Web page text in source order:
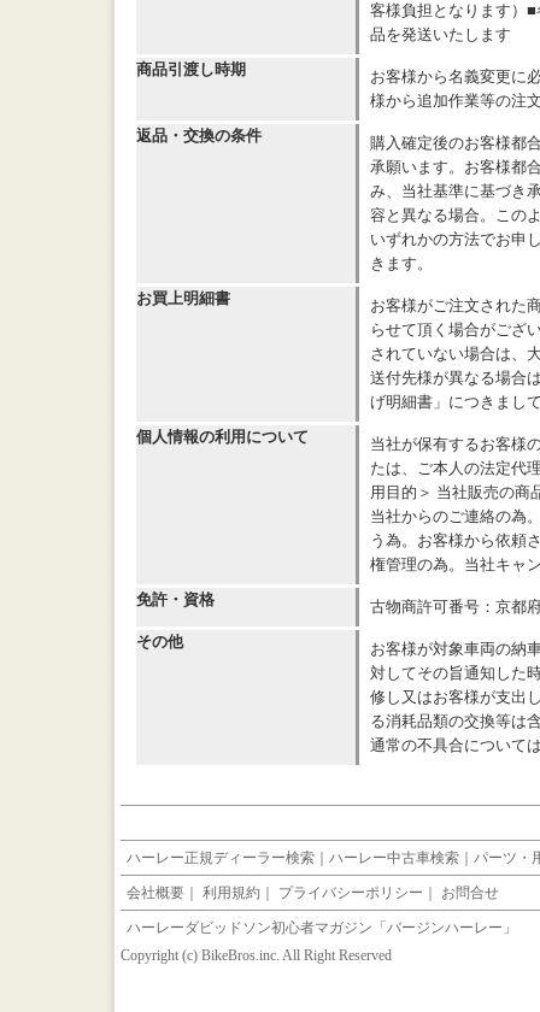
客様負担となります）
品を発送いたします
商品引渡し時期
お客様から名義変更に
様から追加作業等の注
返品・交換の条件
購入確定後のお客様都
承願います。お客様都
み、当社基準に基づき
容と異なる場合。この
いずれかの方法でお申
きます。
お買上明細書
お客様がご注文された
らせて頂く場合がござ
されていない場合は、
送付先様が異なる場合
げ明細書」につきまし
個人情報の利用について
当社が保有するお客様
たは、ご本人の法定代
用目的＞ 当社販売の商
当社からのご連絡の為
う為。お客様から依頼
権管理の為。当社キャ
免許・資格
古物商許可番号：京都
その他
お客様が対象車両の納
対してその旨通知した
修し又はお客様が支出
る消耗品類の交換等は
通常の不具合について
ハーレー正規ディーラー検索 ハーレー中古車検索 パーツ・
会社概要 利用規約 プライバシーポリシー お問合せ
ハーレーダビッドソン初心者マガジン「バージンハーレー」
Copyright (c) BikeBros.inc. All Right Reserved